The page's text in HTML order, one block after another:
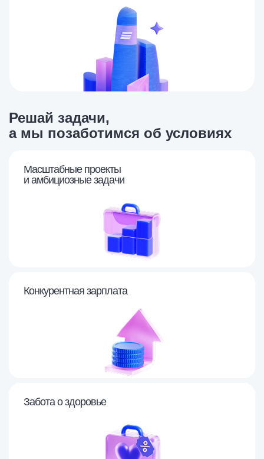
Решай задачи,
а мы позаботимся об условиях
Масштабные проекты
и амбициозные задачи
Конкурентная зарплата
Забота о здоровье